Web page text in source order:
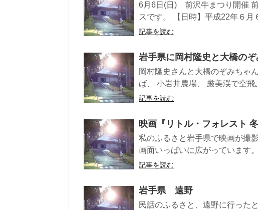
6月6日(日) 前沢牛まつり開催
スです。 【日時】平成22年６月
記事を読む
岩手県に岡村隆史と大橋の
岡村隆史さんと大橋のぞみちゃ
ば、 小岩井農場、 厳美渓で空
記事を読む
映画『リトル・フォレスト
私のふるさと岩手県で映画が撮
画面いっぱいに広がっています
記事を読む
岩手県 遠野
民話のふるさと、遠野に行った